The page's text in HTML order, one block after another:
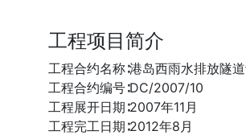
工程项目简介
工程合约名称∶港岛西雨水排放隧
工程合约编号∶DC/2007/10
工程展开日期∶2007年11月
工程完工日期∶2012年8月